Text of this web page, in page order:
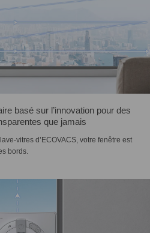
basé sur l’innovation pour des
que jamais
vitres d’ECOVACS, votre fenêtre est
bords.